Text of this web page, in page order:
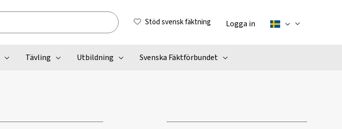
Stöd svensk fäktning Logga in
Tävling Utbildning Svenska Fäktförbundet